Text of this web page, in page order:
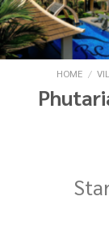
HOME /